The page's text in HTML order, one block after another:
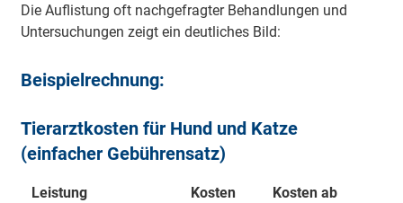
Die Auflistung oft nachgefragter Behandlungen und
Untersuchungen zeigt ein deutliches Bild:
Beispielrechnung:
Tierarztkosten für Hund und Katze
(einfacher Gebührensatz)
Leistung
Kosten
Kosten ab